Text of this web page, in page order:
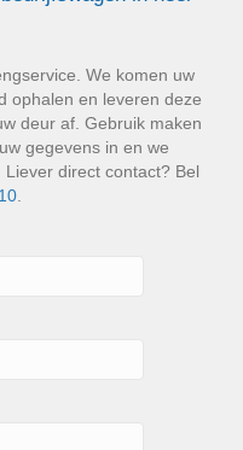
We komen uw
ophalen en leveren deze
deur af. Gebruik maken
gegevens in en we
direct contact? Bel